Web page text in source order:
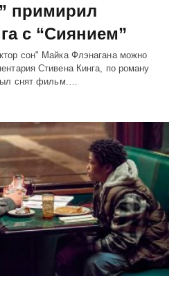
примирил
с “Сиянием”
сон" Майка Флэнагана можно
Стивена Кинга, по роману
снят фильм.…